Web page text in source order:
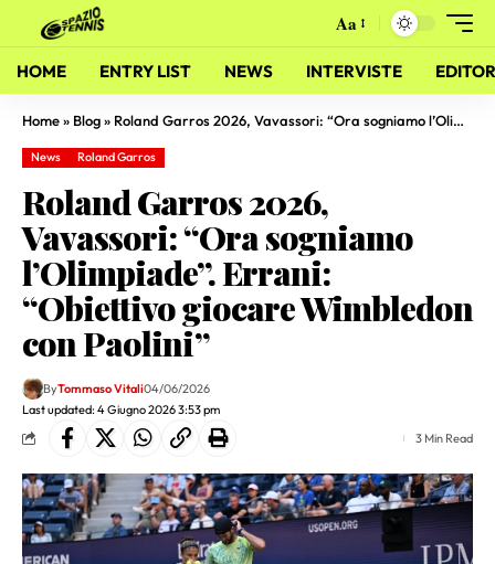
Aa
HOME ENTRY LIST NEWS INTERVISTE
Home» Blog» Roland Garros 2026, Vavassori: “Ora sogniamo l’Olimpiade”. Errani: “Obiettivo giocare Wimbledon con Paolini”
News Roland Garros
Roland Garros 2026,
Vavassori: “Ora sogniamo
l’Olimpiade”. Errani:
“Obiettivo giocare Wimbledon
con Paolini”
Last updated: 4 Giugno 2026 3:53 pm
ByTommaso Vitali04/06/2026
3 Min Read